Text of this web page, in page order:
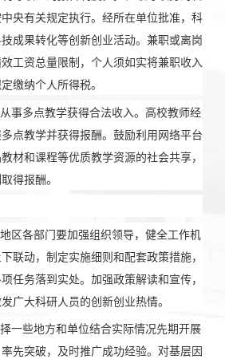
央有关规定执行。经所在单位批准，科
成果转化等创新创业活动。兼职或离岗
工资总量限制，个人须如实将兼职收入
缴纳个人所得税。
事多点教学获得合法收入。高校教师经
点教学并获得报酬。鼓励利用网络平台
材和课程等优质教学资源的社会共享，
得报酬。
区各部门要加强组织领导，健全工作机
联动，制定实施细则和配套政策措施，
任务落到实处。加强政策解读和宣传，
广大科研人员的创新创业热情。
一些地方和单位结合实际情况先期开展
先突破，及时推广成功经验。对基层因